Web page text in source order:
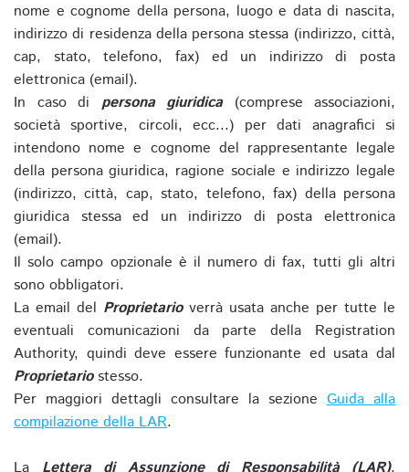
nome e cognome della persona, luogo e data di nascita,
indirizzo di residenza della persona stessa (indirizzo, città,
cap, stato, telefono, fax) ed un indirizzo di posta
elettronica (email).
In caso di persona giuridica(comprese associazioni,
società sportive, circoli, ecc...) per dati anagrafici si
intendono nome e cognome del rappresentante legale
della persona giuridica, ragione sociale e indirizzo legale
(indirizzo, città, cap, stato, telefono, fax) della persona
giuridica stessa ed un indirizzo di posta elettronica
(email).
Il solo campo opzionale è il numero di fax, tutti gli altri
sono obbligatori.
La email del Proprietarioverrà usata anche per tutte le
eventuali comunicazioni da parte della Registration
Authority, quindi deve essere funzionante ed usata dal
Proprietariostesso.
Per maggiori dettagli consultare la sezione Guida alla
compilazione della LAR.